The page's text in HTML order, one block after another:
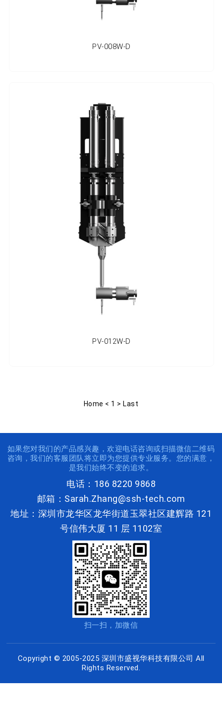
PV-008W-D
PV-012W-D
Home < 1 > Last
如果您对我们的产品感兴趣，欢迎电话咨询或扫描微信二维码
咨询，我们的客服团队将立即为您提供专业服务。您的满意，
是我们始终不变的追求。
电话：186 8220 9868
邮箱：Sarah.Zhang@ssh-tech.com
地址：深圳市龙华区龙华街道玉翠社区建辉路 121
号信伟大厦 11 层 1102室
扫一扫，加微信
Copyright © 2005-2025 深圳市盛视华科技有限公司 All
Rights Reserved.